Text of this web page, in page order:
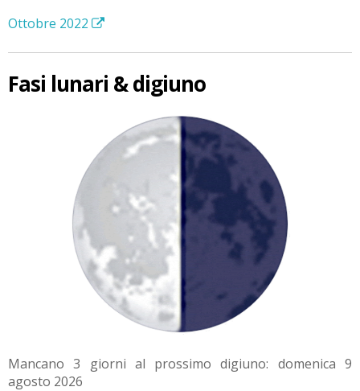
Ottobre 2022
Fasi lunari & digiuno
Mancano 3 giorni al prossimo digiuno: domenica 9
agosto 2026